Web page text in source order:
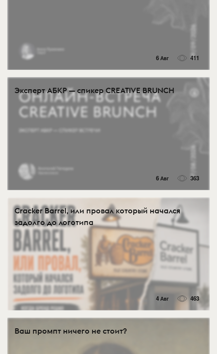
6 Авг 411
Эксперт АБКР — спикер CREATIVE BRUNCH
6 Авг 363
Cracker Barrel, или провал который начался
задолго до логотипа
4 Авг 463
Ваш промпт ничего не стоит?